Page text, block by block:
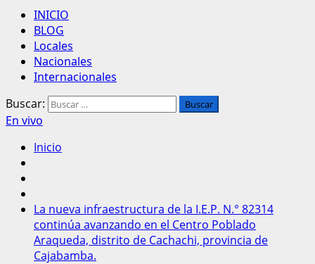
INICIO
BLOG
Locales
Nacionales
Internacionales
Buscar:
En vivo
Inicio
La nueva infraestructura de la I.E.P. N.° 82314
continúa avanzando en el Centro Poblado
Araqueda, distrito de Cachachi, provincia de
Cajabamba.